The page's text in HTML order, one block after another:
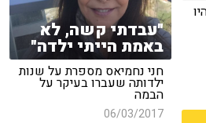
"עבדתי קשה, לא
באמת הייתי ילדה"
חני נחמיאס מספרת על שנות
ילדותה שעברו בעיקר על
הבמה
06/03/2017